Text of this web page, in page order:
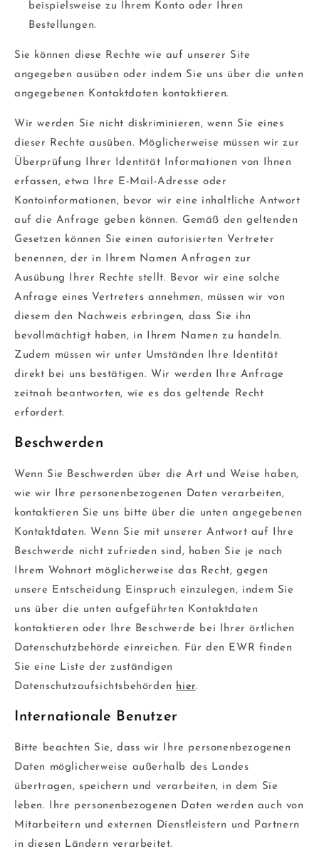
beispielsweise zu Ihrem Konto oder Ihren
Bestellungen.
Sie können diese Rechte wie auf unserer Site
angegeben ausüben oder indem Sie uns über die unten
angegebenen Kontaktdaten kontaktieren.
Wir werden Sie nicht diskriminieren, wenn Sie eines
dieser Rechte ausüben. Möglicherweise müssen wir zur
Überprüfung Ihrer Identität Informationen von Ihnen
erfassen, etwa Ihre E-Mail-Adresse oder
Kontoinformationen, bevor wir eine inhaltliche Antwort
auf die Anfrage geben können. Gemäß den geltenden
Gesetzen können Sie einen autorisierten Vertreter
benennen, der in Ihrem Namen Anfragen zur
Ausübung Ihrer Rechte stellt. Bevor wir eine solche
Anfrage eines Vertreters annehmen, müssen wir von
diesem den Nachweis erbringen, dass Sie ihn
bevollmächtigt haben, in Ihrem Namen zu handeln.
Zudem müssen wir unter Umständen Ihre Identität
direkt bei uns bestätigen. Wir werden Ihre Anfrage
zeitnah beantworten, wie es das geltende Recht
erfordert.
Beschwerden
Wenn Sie Beschwerden über die Art und Weise haben,
wie wir Ihre personenbezogenen Daten verarbeiten,
kontaktieren Sie uns bitte über die unten angegebenen
Kontaktdaten. Wenn Sie mit unserer Antwort auf Ihre
Beschwerde nicht zufrieden sind, haben Sie je nach
Ihrem Wohnort möglicherweise das Recht, gegen
unsere Entscheidung Einspruch einzulegen, indem Sie
uns über die unten aufgeführten Kontaktdaten
kontaktieren oder Ihre Beschwerde bei Ihrer örtlichen
Datenschutzbehörde einreichen. Für den EWR finden
Sie eine Liste der zuständigen
Datenschutzaufsichtsbehörden hier.
Internationale Benutzer
Bitte beachten Sie, dass wir Ihre personenbezogenen
Daten möglicherweise außerhalb des Landes
übertragen, speichern und verarbeiten, in dem Sie
leben. Ihre personenbezogenen Daten werden auch von
Mitarbeitern und externen Dienstleistern und Partnern
in diesen Ländern verarbeitet.